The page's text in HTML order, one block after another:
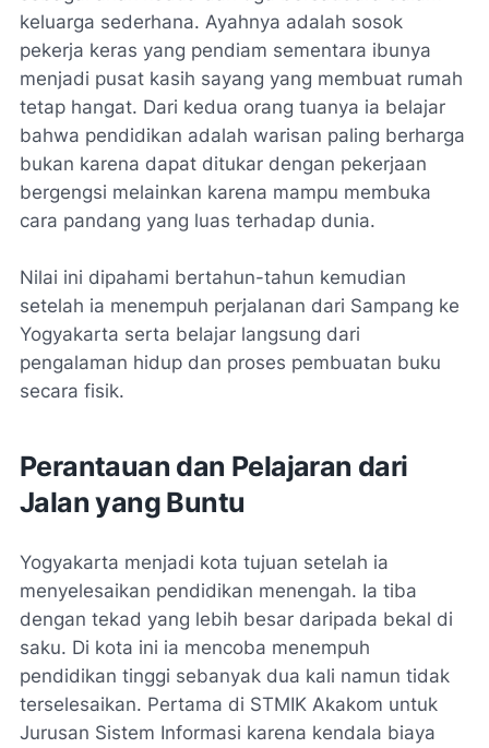
keluarga sederhana. Ayahnya adalah sosok
pekerja keras yang pendiam sementara ibunya
menjadi pusat kasih sayang yang membuat rumah
tetap hangat. Dari kedua orang tuanya ia belajar
bahwa pendidikan adalah warisan paling berharga
bukan karena dapat ditukar dengan pekerjaan
bergengsi melainkan karena mampu membuka
cara pandang yang luas terhadap dunia.
Nilai ini dipahami bertahun-tahun kemudian
setelah ia menempuh perjalanan dari Sampang ke
Yogyakarta serta belajar langsung dari
pengalaman hidup dan proses pembuatan buku
secara fisik.
Perantauan dan Pelajaran dari
Jalan yang Buntu
Yogyakarta menjadi kota tujuan setelah ia
menyelesaikan pendidikan menengah. Ia tiba
dengan tekad yang lebih besar daripada bekal di
saku. Di kota ini ia mencoba menempuh
pendidikan tinggi sebanyak dua kali namun tidak
terselesaikan. Pertama di STMIK Akakom untuk
Jurusan Sistem Informasi karena kendala biaya